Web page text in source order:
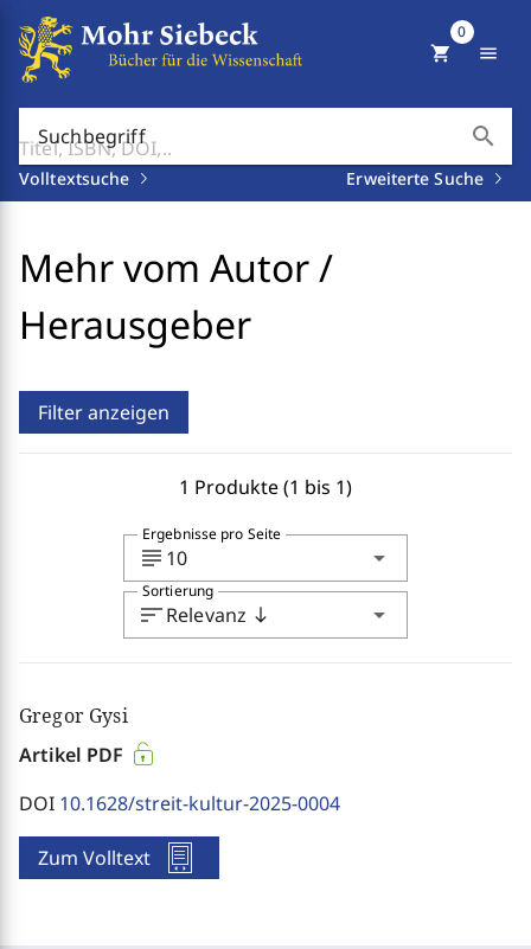
Suchbegriff search
Volltextsuche Erweiterte Suche
shopping_cart
0
menu
Mehr vom Autor /
Herausgeber
Filter anzeigen
1 Produkte (1 bis 1)
subject 10 arrow_drop_down
Ergebnisse pro Seite
sortRelevanz south arrow_drop_down
Sortierung
Gregor Gysi
Artikel PDF
DOI 10.1628/streit-kultur-2025-0004
Zum Volltext